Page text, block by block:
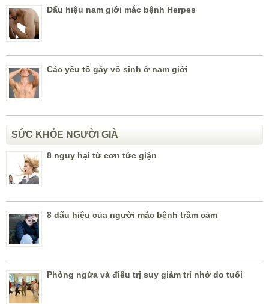
Dấu hiệu nam giới mắc bệnh Herpes
Các yếu tố gây vô sinh ở nam giới
SỨC KHỎE NGƯỜI GIÀ
8 nguy hại từ cơn tức giận
8 dấu hiệu của người mắc bệnh trầm cảm
Phòng ngừa và điều trị suy giảm trí nhớ do tuổi